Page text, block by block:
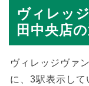
ヴィレッ
田中央店
ヴィレッジヴァ
に、3駅表示して